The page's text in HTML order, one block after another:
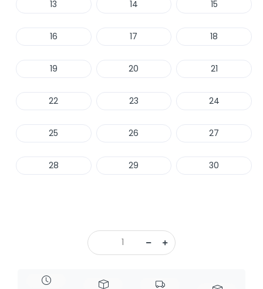
13 14 15
16 17 18
19 20 21
22 23 24
25 26 27
28 29 30